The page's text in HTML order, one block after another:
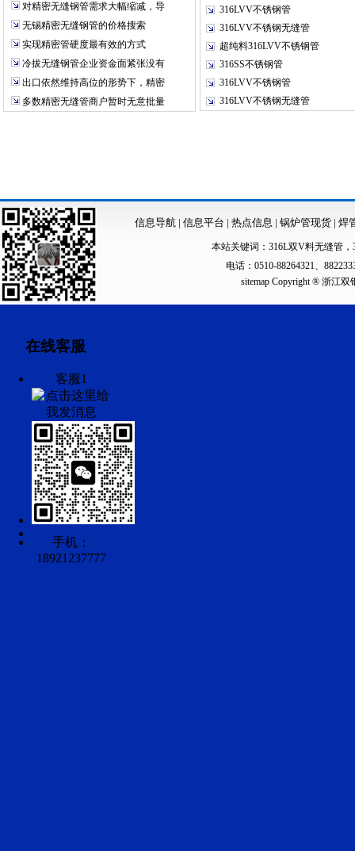
对精密无缝钢管需求大幅缩减，导
无锡精密无缝钢管的价格搜索
实现精密管硬度最有效的方式
冷拔无缝钢管企业资金面紧张没有
出口依然维持高位的形势下，精密
多数精密无缝管商户暂时无意批量
316LVV不锈钢管
316LVV不锈钢无缝管
超纯料316LVV不锈钢管
316SS不锈钢管
316LVV不锈钢管
316LVV不锈钢无缝管
信息导航| 信息平台 | 热点信息 | 锅炉管现货 | 焊
本站关键词： 316L双V料无缝管 ，
电话：0510-88264321、
sitemapCopyright ® 浙江双
在线客服
客服1
手机：
18921237777